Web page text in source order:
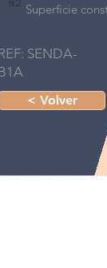
Superficie
m2
SENDA-
< Volver